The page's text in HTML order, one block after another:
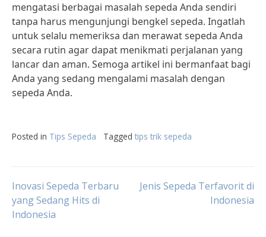
mengatasi berbagai masalah sepeda Anda sendiri
tanpa harus mengunjungi bengkel sepeda. Ingatlah
untuk selalu memeriksa dan merawat sepeda Anda
secara rutin agar dapat menikmati perjalanan yang
lancar dan aman. Semoga artikel ini bermanfaat bagi
Anda yang sedang mengalami masalah dengan
sepeda Anda.
Posted in Tips Sepeda Tagged tips trik sepeda
Post
navigation
Inovasi Sepeda Terbaru
yang Sedang Hits di
Indonesia
Jenis Sepeda Terfavorit di
Indonesia